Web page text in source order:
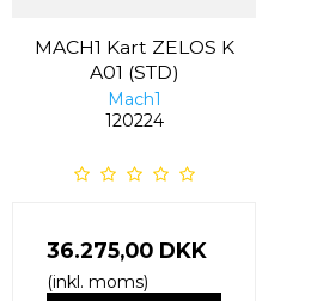
MACH1 Kart ZELOS K
A01 (STD)
Mach1
120224
36.275,00 DKK
(inkl. moms)